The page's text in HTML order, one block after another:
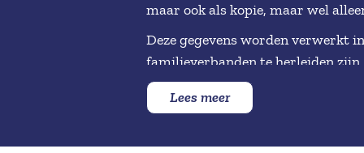
maar ook als kopie, maar wel
Deze gegevens worden verwerkt
familieverbanden te herleiden zijn.
Ook helpen we mensen op weg
afgedrukt op fotopapier, zodat
Lees meer